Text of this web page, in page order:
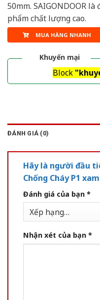
50mm. SAIGONDOOR là
phẩm chất lượng cao.
MUA HÀNG NHANH
Khuyến mại
Block
ĐÁNH GIÁ (0)
Hãy là người đầu
Chống Cháy P1 xam
Đánh giá của bạn *
Nhận xét của bạn *